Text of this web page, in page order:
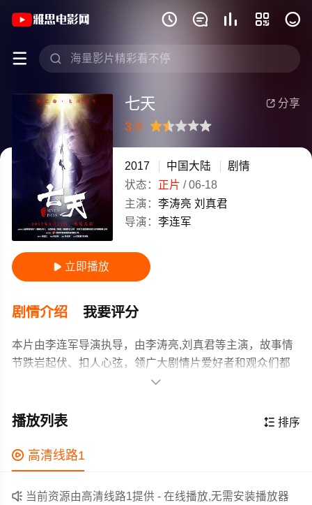
    
 
《七天》(2017)中国大陆高清电影免费
 分享
七天
3.0
很差较差还行推荐力荐
2017 中国大陆
剧情
状态： 正片 /06-18
主演： 李涛亮 刘真君
导演： 李连军
 立即播放
剧情介绍 我要评分
本片由李连军导演执导，由李涛亮,刘真君等主演，故事情
节跌岩起伏、扣人心弦，领广大剧情片爱好者和观众们都
缉犯顾正良，在实施抓捕时，却不慎与其双双坠入了一个
家后，决心拿出自己的转业费，带领全村人走上致富之
路，却不慎掉进一个诈骗集团精心布置的骗局，转业费和
乡亲们筹措的一些款项被悉数骗光，顾正良于是踏上寻找
作为一部 上映的剧情电影，在当期同类题材影片中具有一
定的看点，在演员表现和剧情架构上也都有不错的亮点，
剧情紧凑，角色塑造鲜明，适合喜欢剧情类电影的观众观

 排序
播放列表
 高清线路1
 当前资源由高清线路1提供 - 在线播放,无需安装播放器